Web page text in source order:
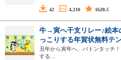
42 4,210 1620.5
牛→寅へ干支リレー♪絵本
っこりする年賀状無料テ
丑年から寅年へ、バトンタッチ
する…